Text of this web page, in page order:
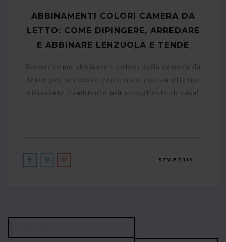
ABBINAMENTI COLORI CAMERA DA
LETTO: COME DIPINGERE, ARREDARE
E ABBINARE LENZUOLA E TENDE
Scopri come abbinare i colori della camera da
letto per arredare con cura e con un effetto
rilassante l’ambiente più accogliente di casa!
STYLE PILLS